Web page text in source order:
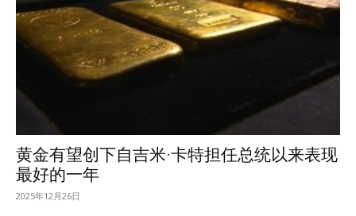
黄金有望创下自吉米·卡特担任总统以来表现
最好的一年
2025年12月26日